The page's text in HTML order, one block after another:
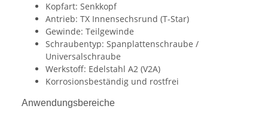
Kopfart: Senkkopf
Antrieb: TX Innensechsrund (T-Star)
Gewinde: Teilgewinde
Schraubentyp: Spanplattenschraube /
Universalschraube
Werkstoff: Edelstahl A2 (V2A)
Korrosionsbeständig und rostfrei
Anwendungsbereiche